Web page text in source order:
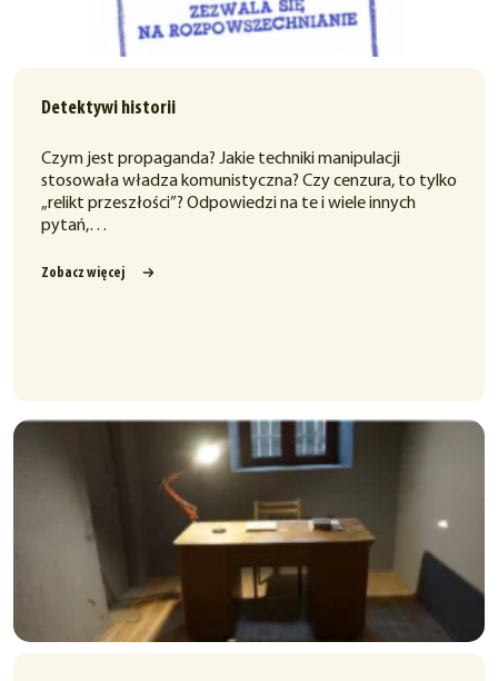
Detektywi historii
Czym jest propaganda? Jakie techniki manipulacji
stosowała władza komunistyczna? Czy cenzura, to tylko
„relikt przeszłości”? Odpowiedzi na te i wiele innych
pytań,…
Zobacz więcej